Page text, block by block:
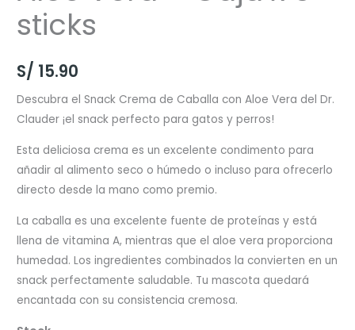
sticks
S/ 15.90
Descubra el Snack Crema de Caballa con Aloe Vera del Dr.
Clauder ¡el snack perfecto para gatos y perros!
Esta deliciosa crema es un excelente condimento para
añadir al alimento seco o húmedo o incluso para ofrecerlo
directo desde la mano como premio.
La caballa es una excelente fuente de proteínas y está
llena de vitamina A, mientras que el aloe vera proporciona
humedad. Los ingredientes combinados la convierten en un
snack perfectamente saludable. Tu mascota quedará
encantada con su consistencia cremosa.